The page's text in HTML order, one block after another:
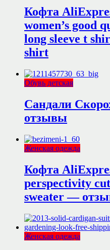
Кофта
women’s good
long sleeve t
shirt
Обувь детская
Сандали
отзывы
Женская одежда
Кофта
perspectivity
sweater —
Женская одежда